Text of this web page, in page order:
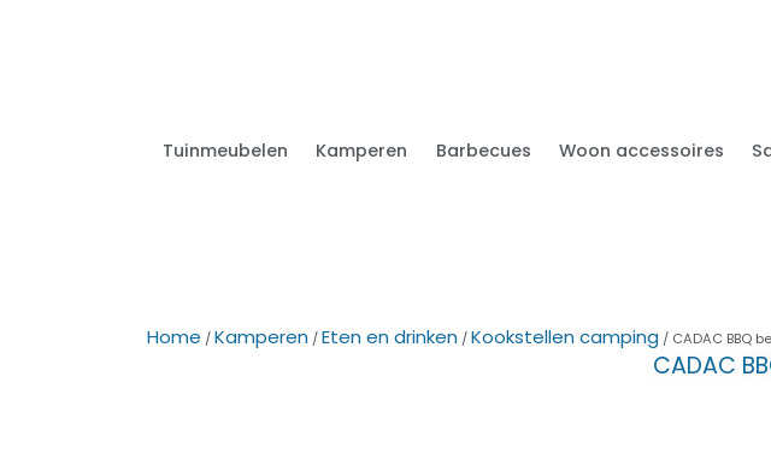
Tuinmeubelen Kamperen Barbecues Woon accessoires
Home /Kamperen /Eten en drinken /Kookstellen camping / CADAC BBQ
CADAC